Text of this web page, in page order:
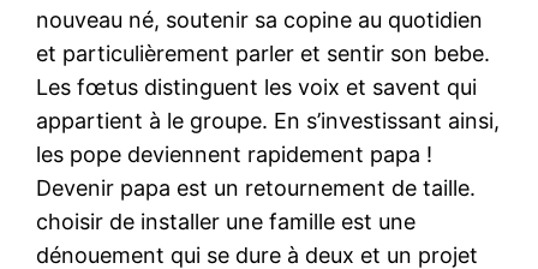
nouveau né, soutenir sa copine au quotidien
et particulièrement parler et sentir son bebe.
Les fœtus distinguent les voix et savent qui
appartient à le groupe. En s’investissant ainsi,
les pope deviennent rapidement papa !
Devenir papa est un retournement de taille.
choisir de installer une famille est une
dénouement qui se dure à deux et un projet